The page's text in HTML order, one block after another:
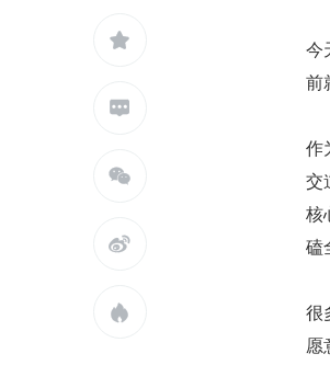





今
前
作
交
核
磕
很
愿